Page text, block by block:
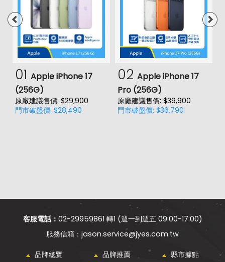
01 Apple iPhone 17
(256G)
原廠建議售價: $29,900
門市破盤價: $28,490
02 Apple iPhone 17
Pro (256G)
原廠建議售價: $39,900
門市破盤價: $36,790
客服電話： 02-29959861 轉1 (週一到週五 09:00-17:00)
jason.service@jyes.com.tw
品牌總覽 品牌推薦 縣市據點